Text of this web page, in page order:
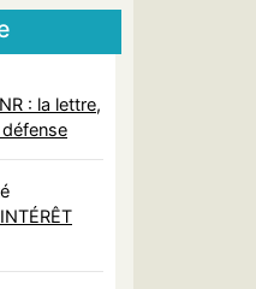
: la lettre,
défense